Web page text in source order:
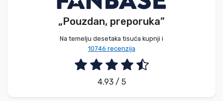
„Pouzdan, preporuka”
Na temelju desetaka tisuća kupnji i
10746 recenzija
4.93 / 5